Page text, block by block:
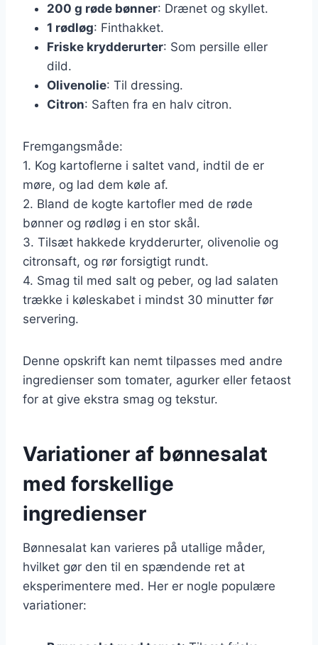
200 g røde bønner: Drænet og skyllet.
1 rødløg: Finthakket.
Friske krydderurter: Som persille eller
dild.
Olivenolie: Til dressing.
Citron: Saften fra en halv citron.
Fremgangsmåde:
1. Kog kartoflerne i saltet vand, indtil de er
møre, og lad dem køle af.
2. Bland de kogte kartofler med de røde
bønner og rødløg i en stor skål.
3. Tilsæt hakkede krydderurter, olivenolie og
citronsaft, og rør forsigtigt rundt.
4. Smag til med salt og peber, og lad salaten
trække i køleskabet i mindst 30 minutter før
servering.
Denne opskrift kan nemt tilpasses med andre
ingredienser som tomater, agurker eller fetaost
for at give ekstra smag og tekstur.
Variationer af bønnesalat
med forskellige
ingredienser
Bønnesalat kan varieres på utallige måder,
hvilket gør den til en spændende ret at
eksperimentere med. Her er nogle populære
variationer: